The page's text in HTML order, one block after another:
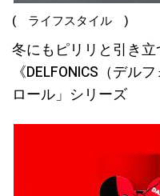
( ライフスタイル )
冬にもピリリと引き立
《DELFONICS（デル
ロール」シリーズ